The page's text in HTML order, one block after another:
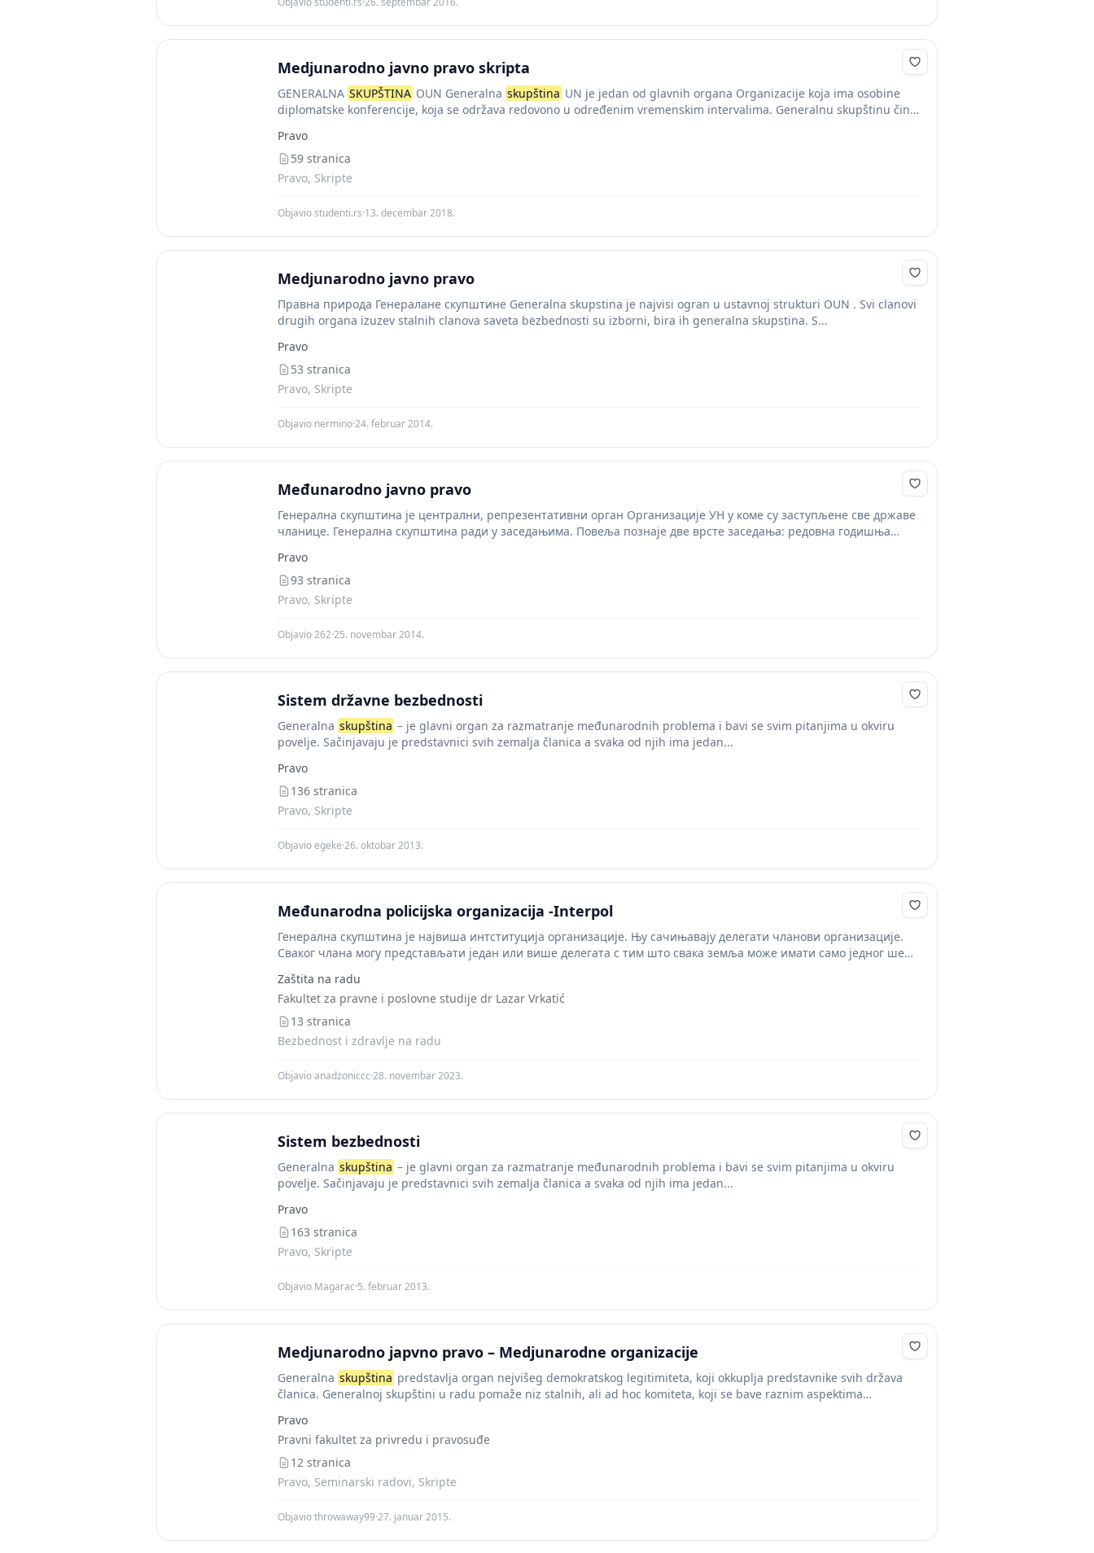
Medjunarodno javno pravo skripta
GENERALNA SKUPŠTINA OUN Generalna skupština UN je jedan od glavnih organa Organizacije koja ima osobine
diplomatske konferencije, koja se održava redovono u određenim vremenskim intervalima. Generalnu skupštinu čine
Pravo
59 stranica
Pravo, Skripte
Objavio studenti.rs·13. decembar 2018.
Medjunarodno javno pravo
Правна природа Генералане скупштине Generalna skupstina je najvisi ogran u ustavnoj strukturi OUN . Svi clanovi
drugih organa izuzev stalnih clanova saveta bezbednosti su izborni, bira ih generalna skupstina. S...
Pravo
53 stranica
Pravo, Skripte
Objavio nermino·24. februar 2014.
Međunarodno javno pravo
Генерална скупштина је централни, репрезентативни орган Организације УН у коме су заступљене све државе
чланице. Генерална скупштина ради у заседањима. Повеља познаје две врсте заседања: редовна годишња
Pravo
93 stranica
Pravo, Skripte
Objavio 262·25. novembar 2014.
Sistem državne bezbednosti
Generalna skupština – je glavni organ za razmatranje međunarodnih problema i bavi se svim pitanjima u okviru
povelje. Sačinjavaju je predstavnici svih zemalja članica a svaka od njih ima jedan...
Pravo
136 stranica
Pravo, Skripte
Objavio egeke·26. oktobar 2013.
Međunarodna policijska organizacija -Interpol
Генерална скупштина је највиша интституција организације. Њу сачињавају делегати чланови организације.
Сваког члана могу представљати један или више делегата с тим што свака земља може имати само једног шефа
Zaštita na radu
Fakultet za pravne i poslovne studije dr Lazar Vrkatić
13 stranica
Bezbednost i zdravlje na radu
Objavio anadzoniccc·28. novembar 2023.
Sistem bezbednosti
Generalna skupština – je glavni organ za razmatranje međunarodnih problema i bavi se svim pitanjima u okviru
povelje. Sačinjavaju je predstavnici svih zemalja članica a svaka od njih ima jedan...
Pravo
163 stranica
Pravo, Skripte
Objavio Magarac·5. februar 2013.
Medjunarodno japvno pravo – Medjunarodne organizacije
Generalna skupština predstavlјa organ nejvišeg demokratskog legitimiteta, koji okkuplјa predstavnike svih država
članica. Generalnoj skupštini u radu pomaže niz stalnih, ali ad hoc komiteta, koji se bave raznim aspektima
Pravo
Pravni fakultet za privredu i pravosuđe
12 stranica
Pravo, Seminarski radovi, Skripte
Objavio throwaway99·27. januar 2015.